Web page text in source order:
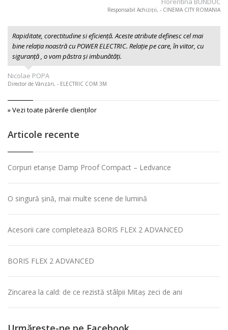
Responsabil Achiziții, - CINEMA CITY ROMANIA
Rapiditate, corectitudine si eficiență. Aceste atribute definesc cel mai
bine relația noastră cu POWER ELECTRIC. Relație pe care, în viitor, cu
siguranță , o vom păstra și imbunătăți.
Nicolae POPA
Director de Vânzări, - ELECTRIC COM 3M
» Vezi toate părerile clienţilor
Articole recente
Corpuri etanșe Damp Proof Compact – Ledvance
O singură șină, mai multe scene de lumină
Acesorii care completează BORIS FLEX 2 ADVANCED
BORIS FLEX 2 ADVANCED
Zincarea la cald: de ce rezistă stâlpii Mitaș zeci de ani